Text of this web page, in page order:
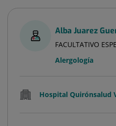
Alba Juarez
FACULTATIVO
Alergología
Hospital Quirónsalud